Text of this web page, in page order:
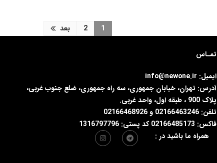
1
2 بعد
تمـاس
ایمیل: info@newone.ir
آدرس: تهران، خیابان جمهوری، سه راه جمهوری، ضلع جنوب غربی،
پلاک 900 ، طبقه اول، واحد غربی.
تلفن: 02166463246 و 02166468926
فاکس: 02166485173 کد پستی: 1316797796
همراه ما باشید در :